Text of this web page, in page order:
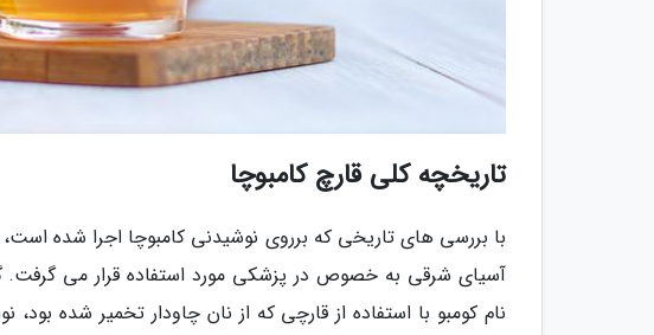
تاریخچه کلی قارچ کامبوچا
با بررسی های تاریخی که برروی نوشیدنی کامبوچا اجرا شده
نام کومبو با استفاده از قارچی که از نان چاودار تخمیر شده بود،